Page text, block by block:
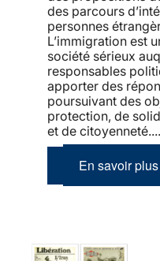
des parcours
personnes
L’immigration est
société sérieux
responsables
apporter des
poursuivant des
protection, de
et de citoyenneté....
En savoir plus